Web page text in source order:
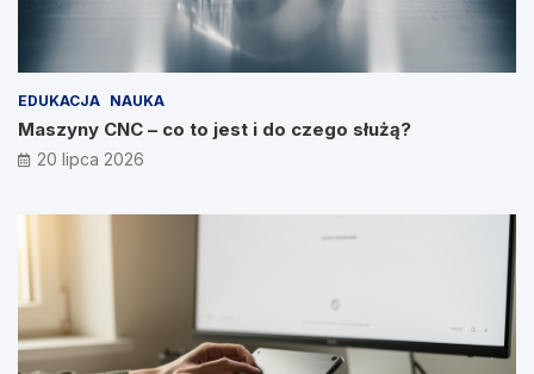
EDUKACJA NAUKA
Maszyny CNC – co to jest i do czego służą?
20 lipca 2026